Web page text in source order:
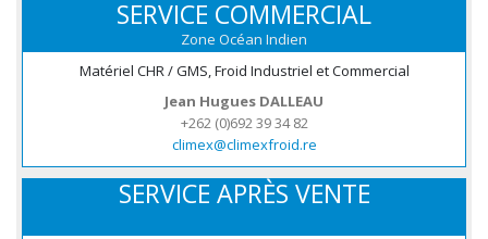
SERVICE COMMERCIAL
Zone Océan Indien
Matériel CHR / GMS, Froid Industriel et Commercial
Jean Hugues DALLEAU
+262 (0)692 39 34 82
climex@climexfroid.re
SERVICE APRÈS VENTE